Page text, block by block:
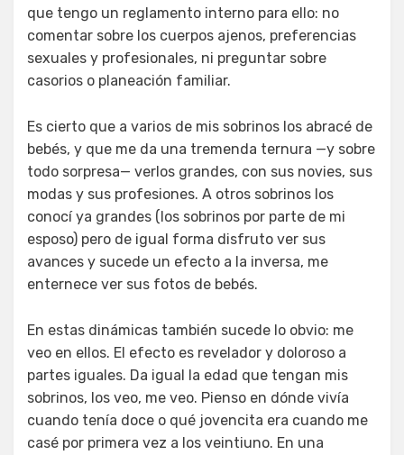
que tengo un reglamento interno para ello: no
comentar sobre los cuerpos ajenos, preferencias
sexuales y profesionales, ni preguntar sobre
casorios o planeación familiar.
Es cierto que a varios de mis sobrinos los abracé de
bebés, y que me da una tremenda ternura —y sobre
todo sorpresa— verlos grandes, con sus novies, sus
modas y sus profesiones. A otros sobrinos los
conocí ya grandes (los sobrinos por parte de mi
esposo) pero de igual forma disfruto ver sus
avances y sucede un efecto a la inversa, me
enternece ver sus fotos de bebés.
En estas dinámicas también sucede lo obvio: me
veo en ellos. El efecto es revelador y doloroso a
partes iguales. Da igual la edad que tengan mis
sobrinos, los veo, me veo. Pienso en dónde vivía
cuando tenía doce o qué jovencita era cuando me
casé por primera vez a los veintiuno. En una